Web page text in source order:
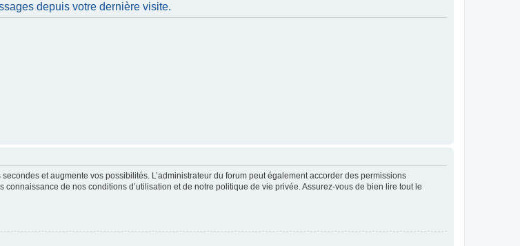
depuis votre dernière visite.
et augmente vos possibilités. L’administrateur du forum peut également accorder des permissions
de nos conditions d’utilisation et de notre politique de vie privée. Assurez-vous de bien lire tout le